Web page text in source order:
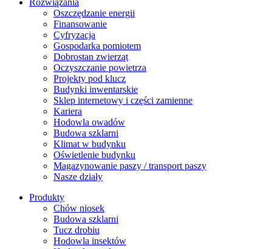
Rozwiązania
​Oszczędzanie energii
Finansowanie
Cyfryzacja
Gospodarka pomiotem
Dobrostan zwierząt
Oczyszczanie powietrza
Projekty pod klucz
Budynki inwentarskie
Sklep internetowy i części zamienne
Kariera
Hodowla owadów
Budowa szklarni
Klimat w budynku
Oświetlenie budynku
Magazynowanie paszy / transport paszy
Nasze działy
Produkty
Chów niosek
Budowa szklarni
Tucz drobiu
Hodowla insektów